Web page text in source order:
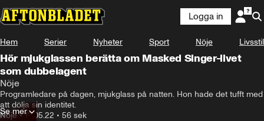
Logga in
Hem Serier Nyheter Sport Nöje Livsstil
Hör mjukglassen berätta om Masked Singer-livet
som dubbelagent
Nöje
Programledare på dagen, mjukglass på natten. Hon hade det tufft med
att dölja sin identitet.
Nöje•13.05.22 • 56 sek
Se mer